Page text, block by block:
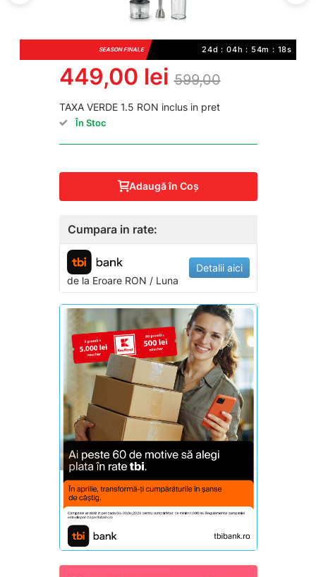
SEASON FINALE 24d : 04h : 54m : 18s
449,00 lei 599,00
TAXA VERDE 1.5 RON inclus in pret
În Stoc
Adaugă în Coş
Cumpara in rate:
de la EroareRON / Luna
Detalii aici